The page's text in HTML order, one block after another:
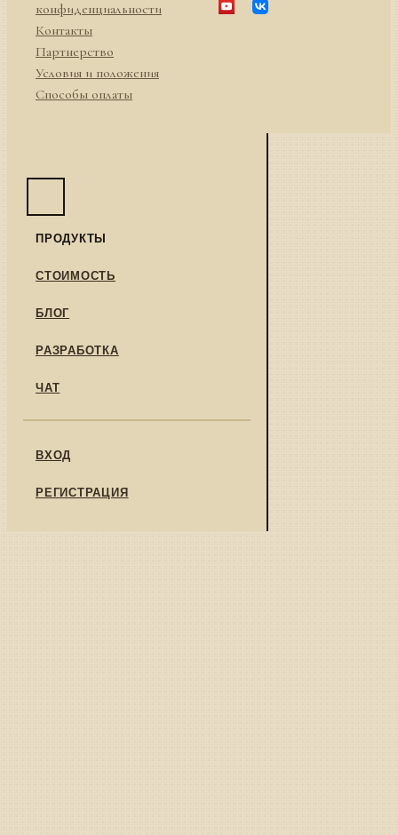
конфиденциальности
Контакты
Партнерство
Условия и положения
Способы оплаты
ПРОДУКТЫ
СТОИМОСТЬ
БЛОГ
РАЗРАБОТКА
ЧАТ
ВХОД
РЕГИСТРАЦИЯ